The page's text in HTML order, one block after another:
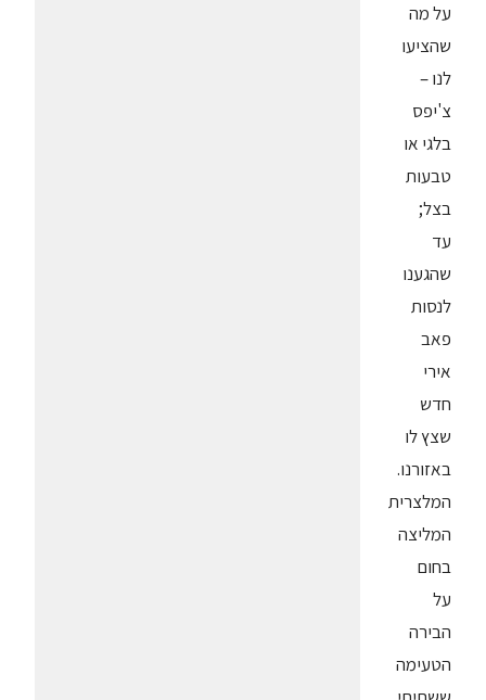
על מה
שהציעו
לנו –
צ'יפס
בלגי או
טבעות
בצל;
עד
שהגענו
לנסות
פאב
אירי
חדש
שצץ לו
באזורנו.
המלצרית
המליצה
בחום
על
הבירה
הטעימה